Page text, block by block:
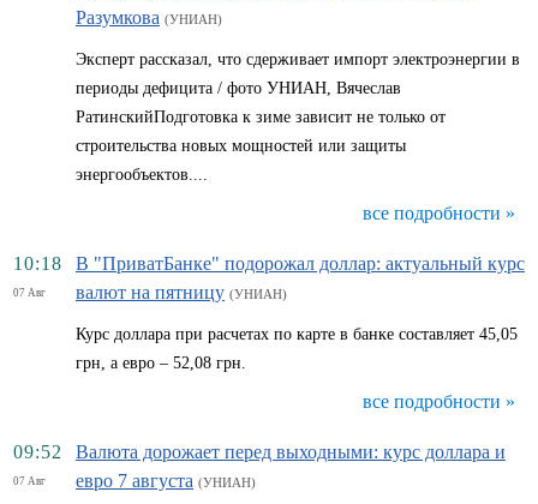
Разумкова (УНИАН)
Эксперт рассказал, что сдерживает импорт электроэнергии в
периоды дефицита / фото УНИАН, Вячеслав
РатинскийПодготовка к зиме зависит не только от
строительства новых мощностей или защиты
энергообъектов....
все подробности »
10:18
07 Авг
В "ПриватБанке" подорожал доллар: актуальный курс
валют на пятницу (УНИАН)
Курс доллара при расчетах по карте в банке составляет 45,05
грн, а евро – 52,08 грн.
все подробности »
09:52
07 Авг
Валюта дорожает перед выходными: курс доллара и
евро 7 августа (УНИАН)